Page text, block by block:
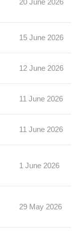
20 June 2026
15 June 2026
12 June 2026
11 June 2026
11 June 2026
1 June 2026
29 May 2026